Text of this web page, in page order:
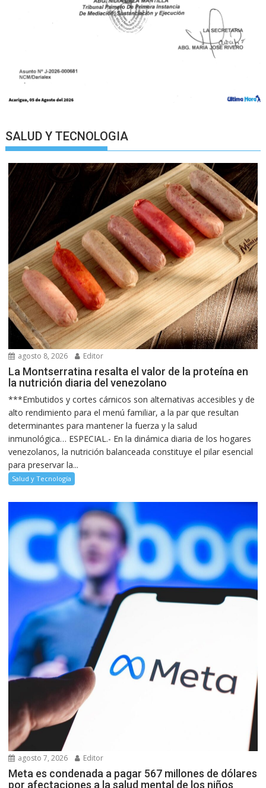
SALUD Y TECNOLOGIA
agosto 8, 2026 Editor
La Montserratina resalta el valor de la proteína en
la nutrición diaria del venezolano
***Embutidos y cortes cárnicos son alternativas accesibles y de
alto rendimiento para el menú familiar, a la par que resultan
determinantes para mantener la fuerza y la salud
inmunológica… ESPECIAL.- En la dinámica diaria de los hogares
venezolanos, la nutrición balanceada constituye el pilar esencial
para preservar la...
Salud y Tecnología
agosto 7, 2026 Editor
Meta es condenada a pagar 567 millones de dólares
por afectaciones a la salud mental de los niños